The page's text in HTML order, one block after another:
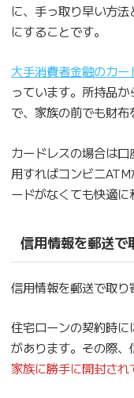
に、手っ取り早い方
にすることです。
大手消費者金融のカー
っています。所持品
で、家族の前でも財布
カードレスの場合は
用すればコンビニ
ードがなくても快適に
信用情報を郵送で
信用情報を郵送で取り
住宅ローンの契約時
があります。その際、
家族に勝手に開封され